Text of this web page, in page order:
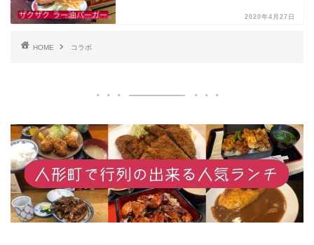
2020年4月27日
HOME コラボ